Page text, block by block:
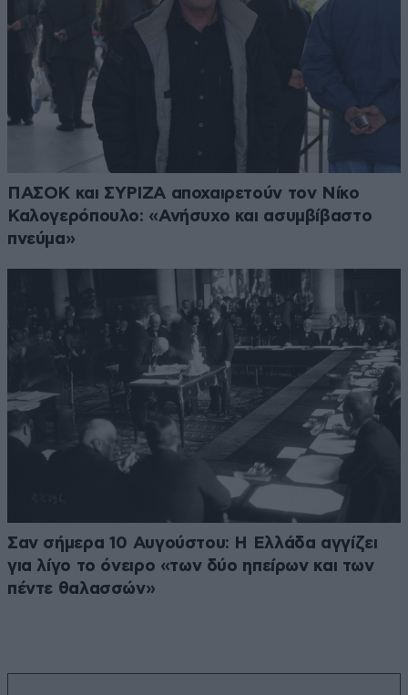
ΠΑΣΟΚ και ΣΥΡΙΖΑ αποχαιρετούν τον Νίκο
Καλογερόπουλο: «Ανήσυχο και ασυμβίβαστο
πνεύμα»
Σαν σήμερα 10 Αυγούστου: Η Ελλάδα αγγίζει
για λίγο το όνειρο «των δύο ηπείρων και των
πέντε θαλασσών»